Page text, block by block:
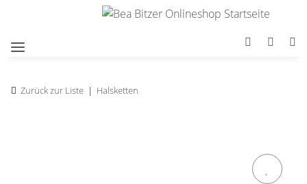
Zurück zur Liste Halsketten